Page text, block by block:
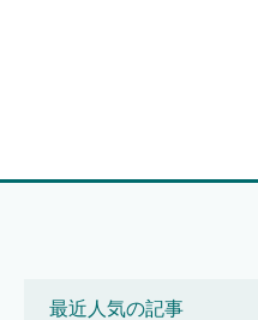
最近人気の記事